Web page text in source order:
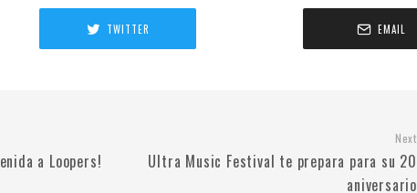
TWITTER EMAIL
a Loopers!
Next
Ultra Music Festival te prepara para su 20
aniversario